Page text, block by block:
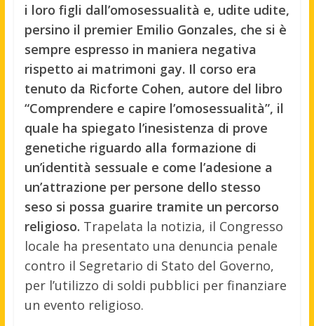
i loro figli dall’omosessualità e, udite udite,
persino il premier Emilio Gonzales, che si è
sempre espresso in maniera negativa
rispetto ai matrimoni gay. Il corso era
tenuto da Ricforte Cohen, autore del libro
“Comprendere e capire l’omosessualità”, il
quale ha spiegato l’inesistenza di prove
genetiche riguardo alla formazione di
un’identità sessuale e come l’adesione a
un’attrazione per persone dello stesso
seso si possa guarire tramite un percorso
religioso. Trapelata la notizia, il Congresso
locale ha presentato una denuncia penale
contro il Segretario di Stato del Governo,
per l’utilizzo di soldi pubblici per finanziare
un evento religioso.